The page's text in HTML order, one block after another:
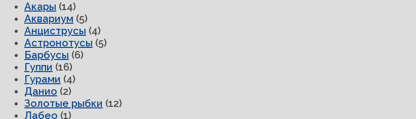
Акары (14)
Аквариум (5)
Анциструсы (4)
Астронотусы (5)
Барбусы (6)
Гуппи (16)
Гурами (4)
Данио (2)
Золотые рыбки (12)
Лабео (1)